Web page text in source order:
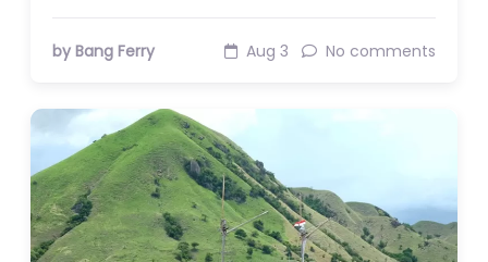
by Bang Ferry Aug 3 No comments